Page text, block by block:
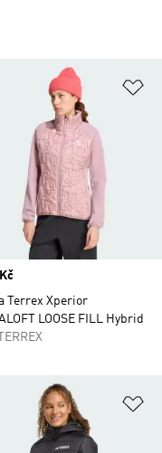
seznamu přání
Terrex Xperior
LOOSE FILL Hybrid
seznamu přání